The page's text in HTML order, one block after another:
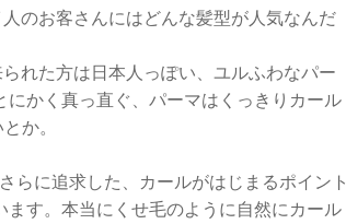
のお客さんにはどんな髪型が人気なんだ
れた方は日本人っぽい、ユルふわなパー
かく真っ直ぐ、パーマはくっきりカール
か。
らに追求した、カールがはじまるポイント
す。本当にくせ毛のように自然にカール